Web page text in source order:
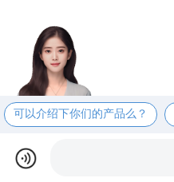
可以介绍下你们的产品么？